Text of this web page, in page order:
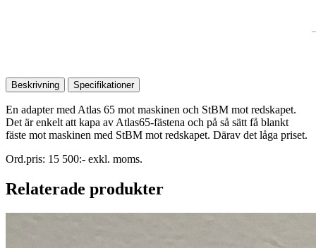
Beskrivning Specifikationer
En adapter med Atlas 65 mot maskinen och StBM mot redskapet.
Det är enkelt att kapa av Atlas65-fästena och på så sätt få blankt
fäste mot maskinen med StBM mot redskapet. Därav det låga priset.
Ord.pris: 15 500:- exkl. moms.
Relaterade produkter